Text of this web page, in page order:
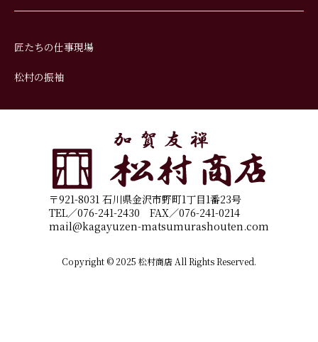
匠たちの仕事現場
松村の振袖
〒921-8031 石川県金沢市野町1丁目1番23号
TEL／076-241-2430 FAX／076-241-0214
mail@kagayuzen-matsumurashouten.com
Copyright © 2025 松村商店 All Rights Reserved.